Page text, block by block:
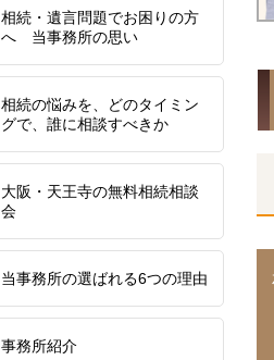
相続・遺言問題でお困りの方
へ 当事務所の思い
相続の悩みを、どのタイミン
グで、誰に相談すべきか
大阪・天王寺の無料相続相談
会
当事務所の選ばれる6つの理由
事務所紹介